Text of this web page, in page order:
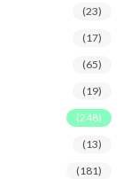
(23)
(17)
(65)
(19)
(248)
(13)
(181)